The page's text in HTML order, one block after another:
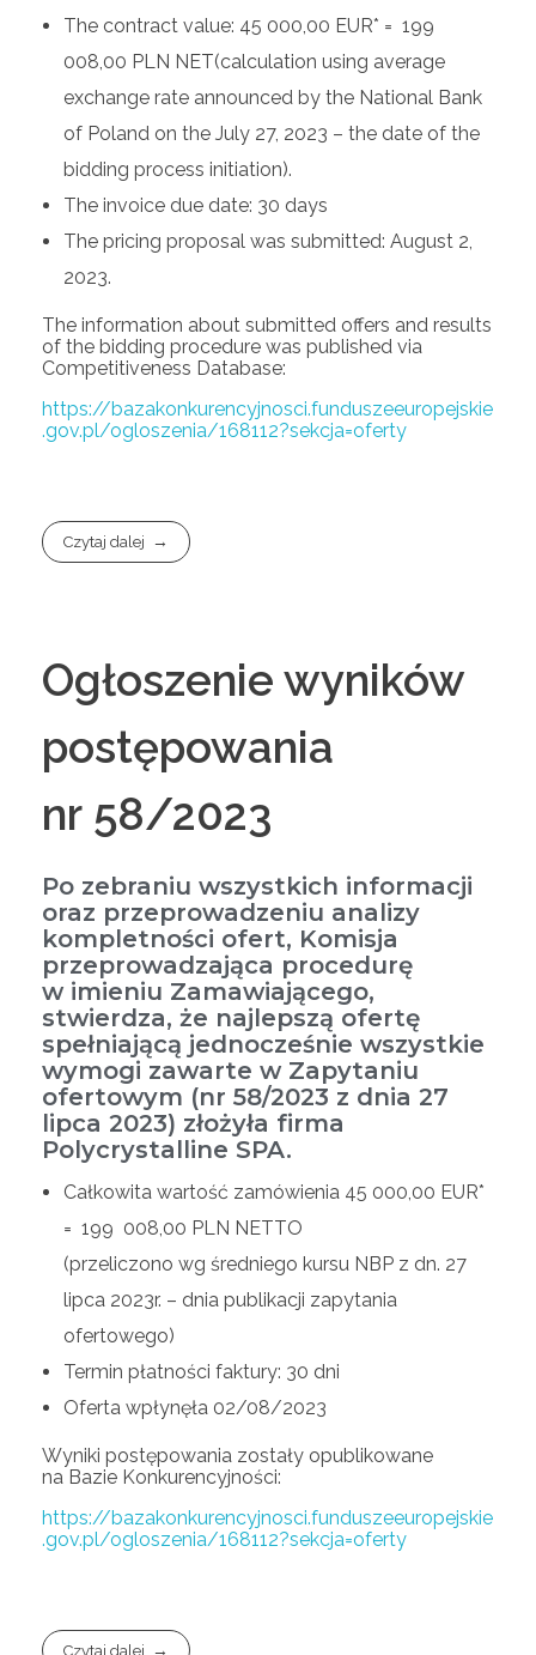
The contract value: 45 000,00 EUR* = 199
008,00 PLN NET(calculation using average
exchange rate announced by the National Bank
of Poland on the July 27, 2023 – the date of the
bidding process initiation).
The invoice due date: 30 days
The pricing proposal was submitted: August 2,
2023.
The information about submitted offers and results
of the bidding procedure was published via
Competitiveness Database:
https://bazakonkurencyjnosci.funduszeeuropejskie
.gov.pl/ogloszenia/168112?sekcja=oferty
Czytaj dalej
Ogłoszenie wyników
postępowania
nr 58/2023
Po zebraniu wszystkich informacji
oraz przeprowadzeniu analizy
kompletności ofert, Komisja
przeprowadzająca procedurę
w imieniu Zamawiającego,
stwierdza, że najlepszą ofertę
spełniającą jednocześnie wszystkie
wymogi zawarte w Zapytaniu
ofertowym (nr 58/2023 z dnia 27
lipca 2023) złożyła firma
Polycrystalline SPA.
Całkowita wartość zamówienia 45 000,00 EUR*
= 199 008,00 PLN NETTO
(przeliczono wg średniego kursu NBP z dn. 27
lipca 2023r. – dnia publikacji zapytania
ofertowego)
Termin płatności faktury: 30 dni
Oferta wpłynęła 02/08/2023
Wyniki postępowania zostały opublikowane
na Bazie Konkurencyjności:
https://bazakonkurencyjnosci.funduszeeuropejskie
.gov.pl/ogloszenia/168112?sekcja=oferty
Czytaj dalej